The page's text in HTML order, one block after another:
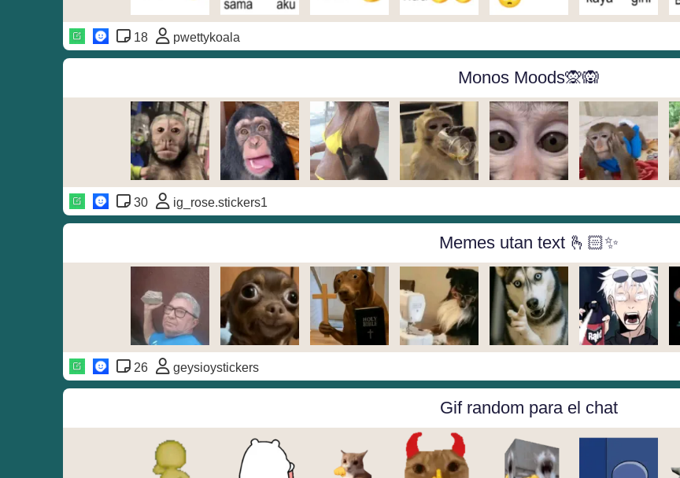
18 pwettykoala
Monos Moods🙊🙉
30 ig_rose.stickers1
Memes utan text 🫰🏻✨
26 geysioystickers
Gif random para el chat